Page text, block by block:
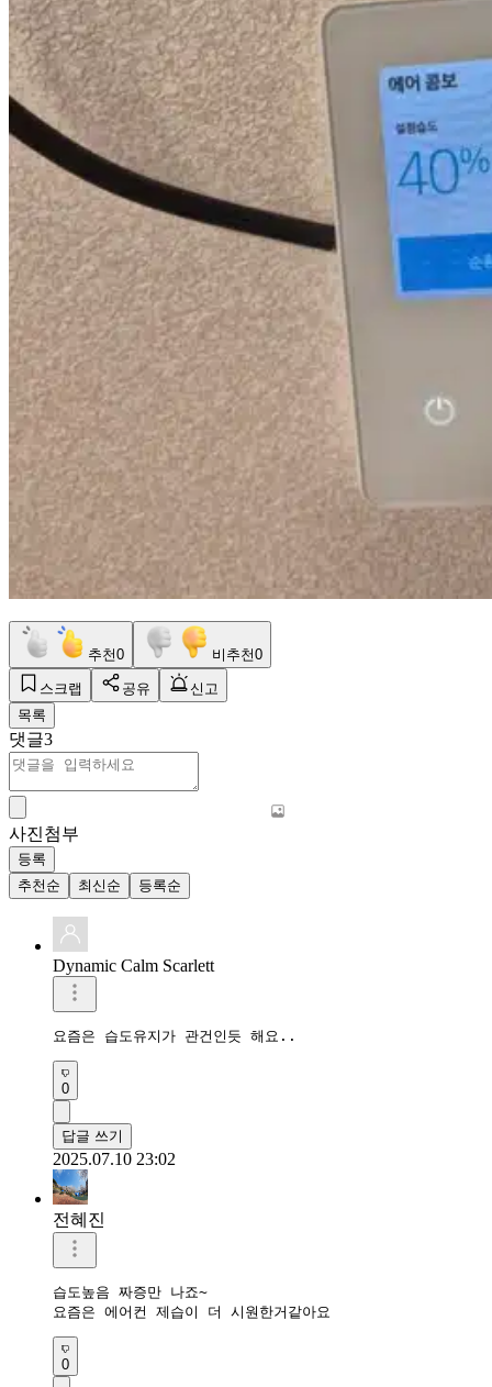
추천0 비추천0
스크랩 공유
신고
목록
댓글3
사진첨부
등록
추천순
최신순 등록순
Dynamic Calm Scarlett
요즘은 습도유지가 관건인듯 해요..
0
답글 쓰기
2025.07.10 23:02
전혜진
습도높음 짜증만 나죠~
요즘은 에어컨 제습이 더 시원한거같아요
0